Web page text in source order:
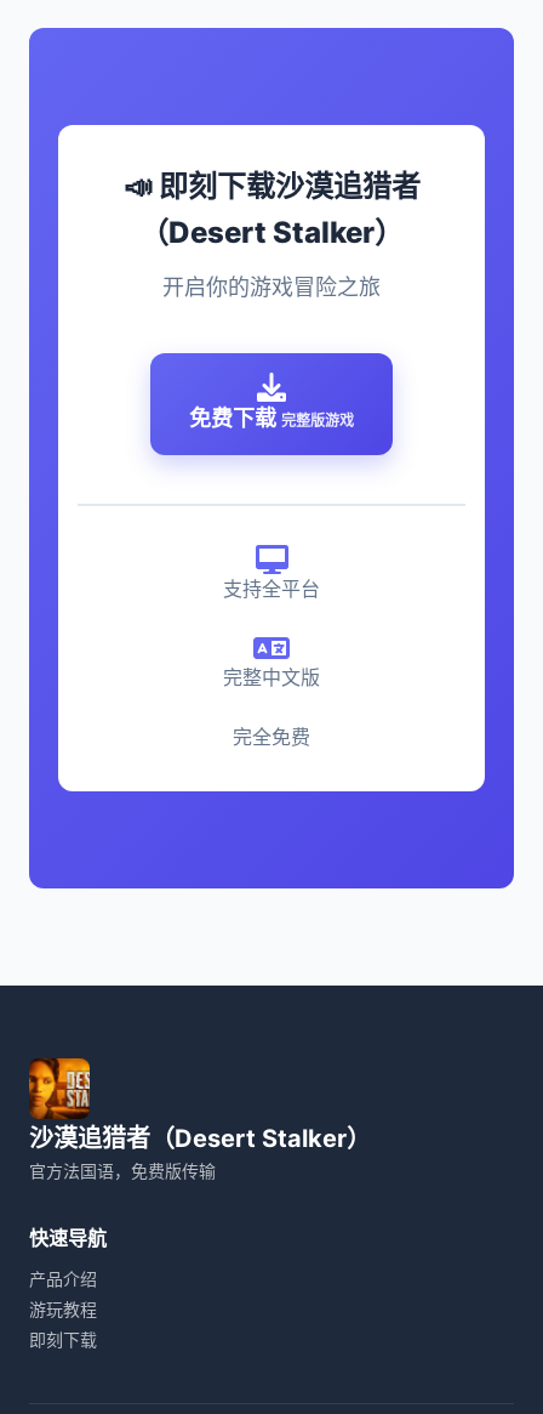
📣 即刻下载沙漠追猎者
（Desert Stalker）
开启你的游戏冒险之旅
免费下载 完整版游戏
支持全平台
完整中文版
完全免费
沙漠追猎者（Desert Stalker）
官方法国语，免费版传输
快速导航
产品介绍
游玩教程
即刻下载